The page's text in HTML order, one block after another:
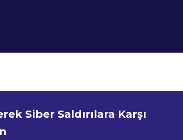
Siber Saldırılara Karşı